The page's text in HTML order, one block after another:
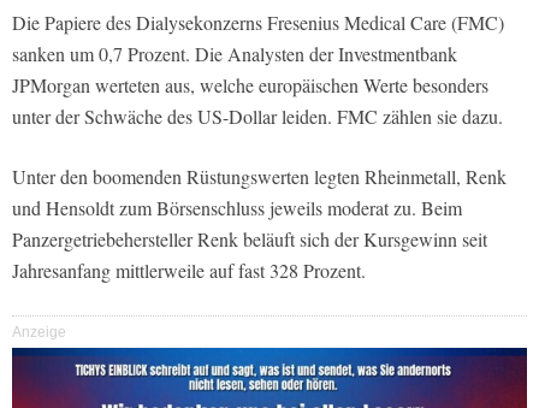
Die Papiere des Dialysekonzerns Fresenius Medical Care (FMC)
sanken um 0,7 Prozent. Die Analysten der Investmentbank
JPMorgan werteten aus, welche europäischen Werte besonders
unter der Schwäche des US-Dollar leiden. FMC zählen sie dazu.
Unter den boomenden Rüstungswerten legten Rheinmetall, Renk
und Hensoldt zum Börsenschluss jeweils moderat zu. Beim
Panzergetriebehersteller Renk beläuft sich der Kursgewinn seit
Jahresanfang mittlerweile auf fast 328 Prozent.
Anzeige